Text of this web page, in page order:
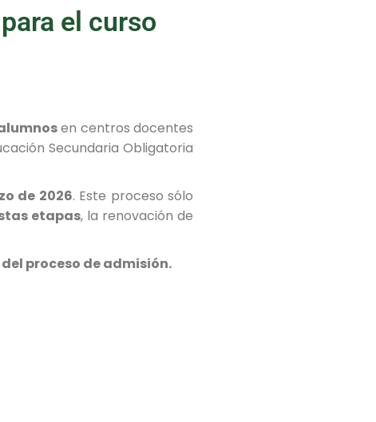
el curso
en centros docentes
Secundaria Obligatoria
de 2026. Este proceso sólo
etapas, la renovación de
proceso de admisión.